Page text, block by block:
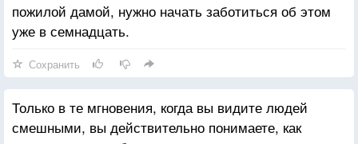
пожилой дамой, нужно начать заботиться об этом
уже в семнадцать.
Сохранить
Только в те мгновения, когда вы видите людей
смешными, вы действительно понимаете, как